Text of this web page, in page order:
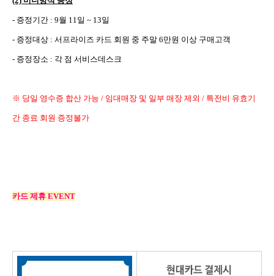
- 증정기간 : 9월 11일 ~ 13일
- 증정대상 : 서프라이즈 카드 회원 중 주말 6만원 이상 구매고객
- 증정장소 : 각 점 서비스데스크
※ 당일 영수증 합산 가능 / 임대매장 및 일부 매장 제외 / 특전비 유효기
간 종료 회원 증정불가
카드 제휴 EVENT